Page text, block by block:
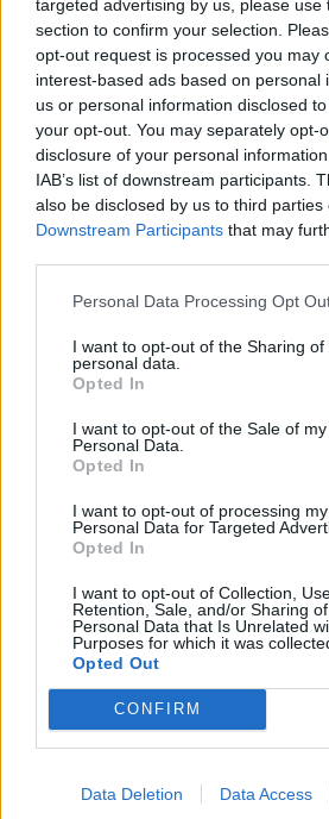
targeted advertising by us, please use
section to confirm your selection.
opt-out request is processed you may
interest-based ads based on personal
us or personal information disclosed
your opt-out. You may separately opt-
disclosure of your personal
IAB’s list of downstream participants.
also be disclosed by us to third parties
Downstream Participants that may
Personal Data Processing Opt
I want to opt-out of the Sharing of
personal data.
Opted In
I want to opt-out of the Sale of my
Personal Data.
Opted In
I want to opt-out of processing my
Personal Data for Targeted
Opted In
I want to opt-out of Collection,
Retention, Sale, and/or Sharing
Personal Data that Is Unrelated
Purposes for which it was
Opted Out
CONFIRM
Data Deletion Data Access
— Milwaukee Admirals
2024
Mikäli video ei näy, voit katsoa sen
tilillä.
Edellinen artikkeli
Laadukkaampaa ja
suoratoistoa: Parhaat vinkit
penkkiurheilijalle
LIITTYVÄT ARTIKKELIT LISÄÄ
Leijonat julkisti
Aleksander Barkov
kaukaloon
Venäläisveskari